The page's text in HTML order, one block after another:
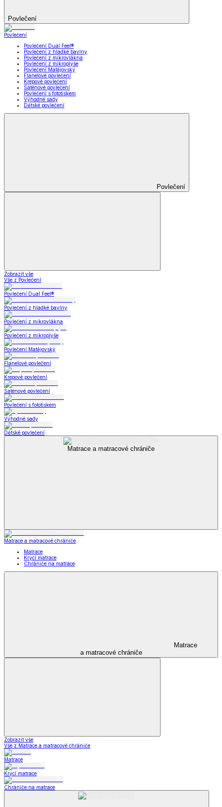
Povlečení
Povlečení
Povlečení Dual Feel®
Povlečení z hladké bavlny
Povlečení z mikrovlákna
Povlečení z mikroplyše
Povlečení Matějovský
Flanelové povlečení
Krepové povlečení
Saténové povlečení
Povlečení s fototiskem
Výhodné sady
Dětské povlečení
Povlečení
Zobrazit vše
Vše z Povlečení
Povlečení Dual Feel®
Povlečení z hladké bavlny
Povlečení z mikrovlákna
Povlečení z mikroplyše
Povlečení Matějovský
Flanelové povlečení
Krepové povlečení
Saténové povlečení
Povlečení s fototiskem
Výhodné sady
Dětské povlečení
Matrace a matracové chrániče
Matrace a matracové chrániče
Matrace
Krycí matrace
Chrániče na matrace
Matrace
a matracové chrániče
Zobrazit vše
Vše z Matrace a matracové chrániče
Matrace
Krycí matrace
Chrániče na matrace